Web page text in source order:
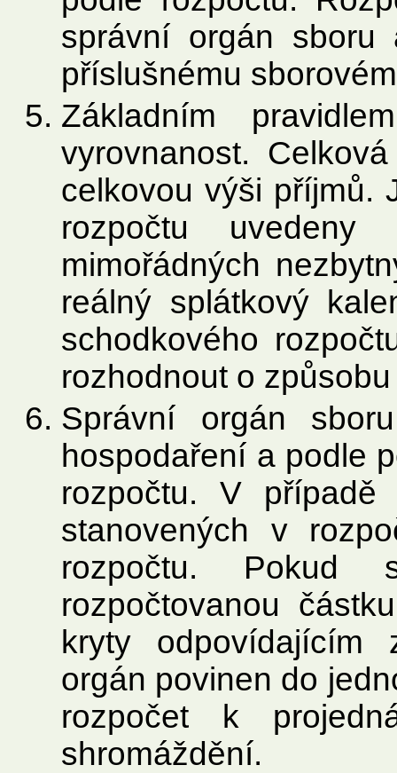
správní orgán
příslušnému
Základním
vyrovnanost.
celkovou výši příjmů.
rozpočtu
mimořádných
reálný splátkový
schodkového
rozhodnout o
Správní orgán
hospodaření a podle
rozpočtu. V případě
stanovených v
rozpočtu. Pokud
rozpočtovanou
kryty odpovídajícím
orgán povinen do
rozpočet k
shromáždění.